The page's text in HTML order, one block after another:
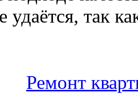
так
Ремонт